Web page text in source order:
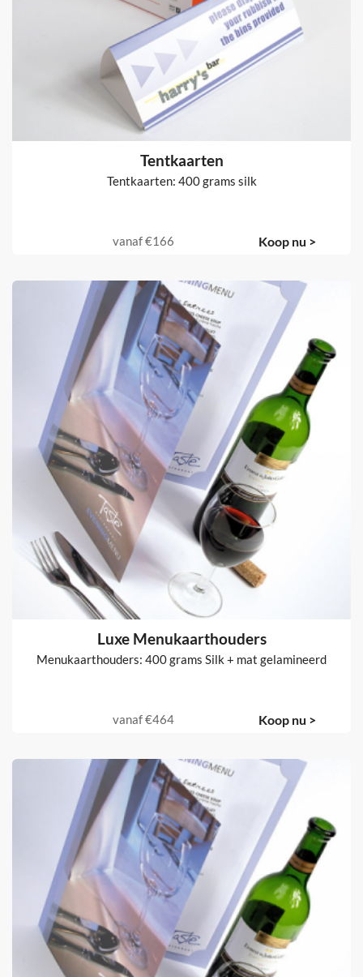
Tentkaarten
Tentkaarten: 400 grams silk
vanaf€166 Koop nu >
Luxe Menukaarthouders
Menukaarthouders: 400 grams Silk + mat gelamineerd
vanaf€464 Koop nu >